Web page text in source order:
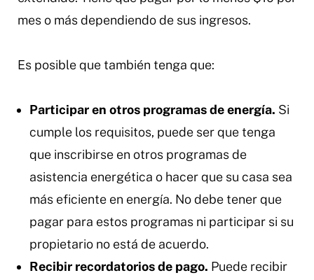
mes o más dependiendo de sus ingresos.
Es posible que también tenga que:
Participar en otros programas de energía. Si
cumple los requisitos, puede ser que tenga
que inscribirse en otros programas de
asistencia energética o hacer que su casa sea
más eficiente en energía. No debe tener que
pagar para estos programas ni participar si su
propietario no está de acuerdo.
Recibir recordatorios de pago. Puede recibir